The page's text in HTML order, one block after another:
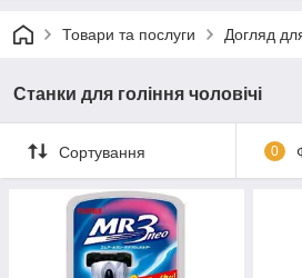
Товари та послуги Догляд
Станки для гоління чоловічі
Сортування 0